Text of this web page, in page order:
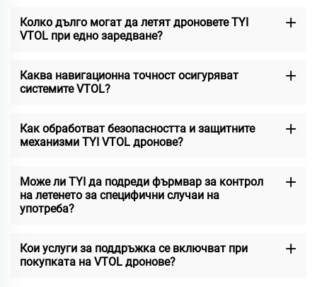
Колко дълго могат да летят дроновете TYI
VTOL при едно заредване?
Каква навигационна точност осигуряват
системите VTOL?
Как обработват безопасността и защитните
механизми TYI VTOL дронове?
Може ли TYI да подреди фърмвар за контрол
на летенето за специфични случаи на
употреба?
Кои услуги за поддръжка се включват при
покупката на VTOL дронове?